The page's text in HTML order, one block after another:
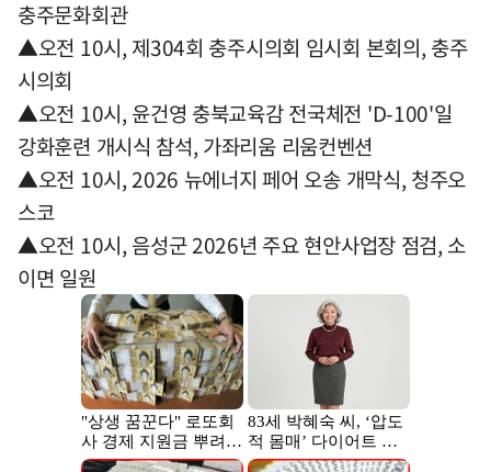
충주문화회관
▲오전 10시, 제304회 충주시의회 임시회 본회의, 충주
시의회
▲오전 10시, 윤건영 충북교육감 전국체전 'D-100'일
강화훈련 개시식 참석, 가좌리움 리움컨벤션
▲오전 10시, 2026 뉴에너지 페어 오송 개막식, 청주오
스코
▲오전 10시, 음성군 2026년 주요 현안사업장 점검, 소
이면 일원